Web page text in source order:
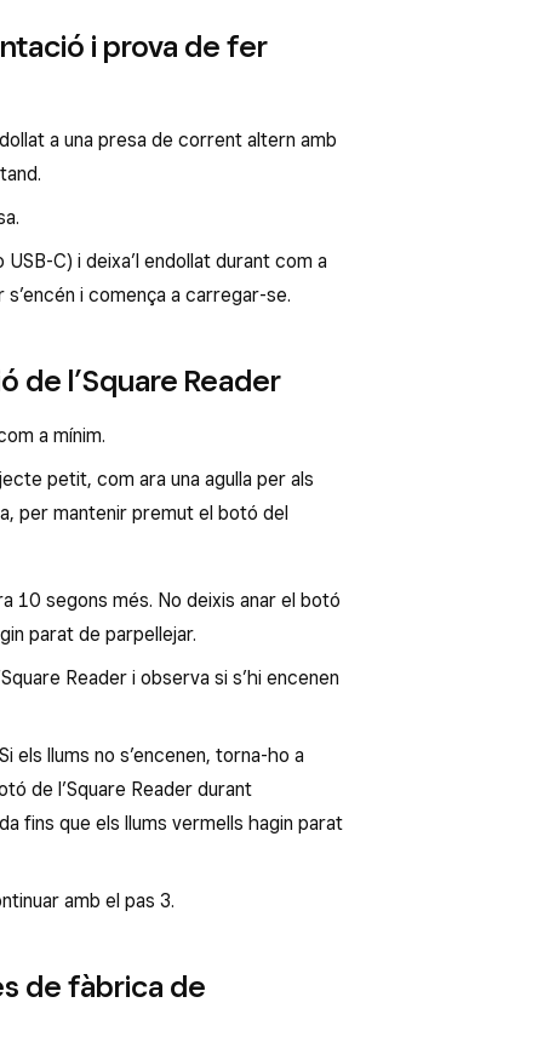
i prova de fer
a una presa de corrent altern amb
C) i deixa’l endollat durant com a
s’encén i comença a carregar-se.
de l’Square Reader
a mínim.
petit, com ara una agulla per als
per mantenir premut el botó del
10 segons més. No deixis anar el botó
parat de parpellejar.
Reader i observa si s’hi encenen
els llums no s’encenen, torna-ho a
de l’Square Reader durant
fins que els llums vermells hagin parat
amb el pas 3.
de fàbrica de